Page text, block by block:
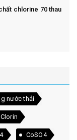
chlorine 70 thau
nước thải
Clorin
CoSO4